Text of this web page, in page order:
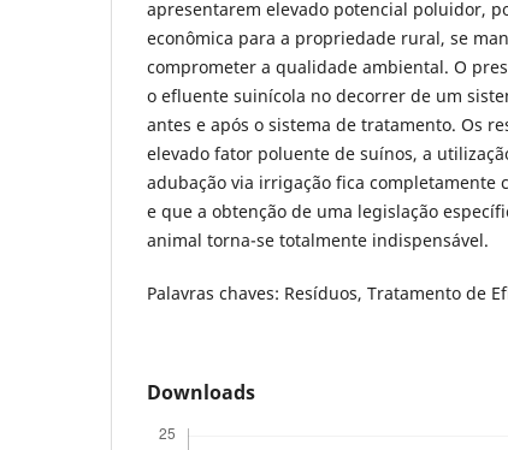
apresentarem elevado potencial poluidor,
econômica para a propriedade rural, se
comprometer a qualidade ambiental. O
o efluente suinícola no decorrer de um
antes e após o sistema de tratamento. Os
elevado fator poluente de suínos, a
adubação via irrigação fica completamente
e que a obtenção de uma legislação
animal torna-se totalmente indispensável.
Palavras chaves: Resíduos, Tratamento de
Downloads